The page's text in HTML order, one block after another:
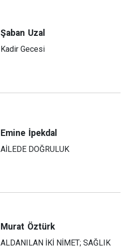
Şaban Uzal
Kadir Gecesi
Emine İpekdal
AİLEDE DOĞRULUK
Murat Öztürk
ALDANILAN İKİ NİMET; SAĞLIK